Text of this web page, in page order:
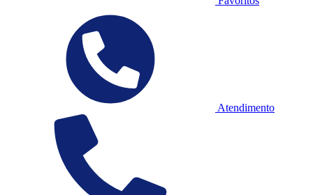
Atendimento